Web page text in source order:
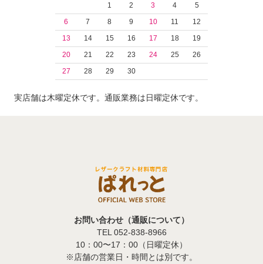
1
2 3 4
5
6
7 8 9 10 11
12
13
14 15 16 17 18
19
20
21 22 23 24 25
26
27
28 29 30
実店舗は木曜定休です。通販業務は日曜定休です。
お問い合わせ（通販について）
TEL 052-838-8966
10：00〜17：00（日曜定休）
※店舗の営業日・時間とは別です。